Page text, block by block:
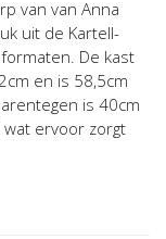
van van Anna
uit de Kartell-
De kast
en is 58,5cm
is 40cm
wat ervoor zorgt